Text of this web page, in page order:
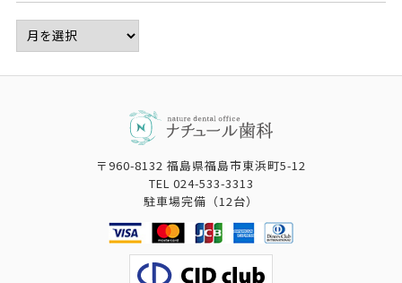
〒960-8132 福島県福島市東浜町5-12
TEL 024-533-3313
駐車場完備（12台）